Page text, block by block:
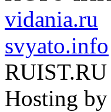
vidania.ru
svyato.info
Hosting by